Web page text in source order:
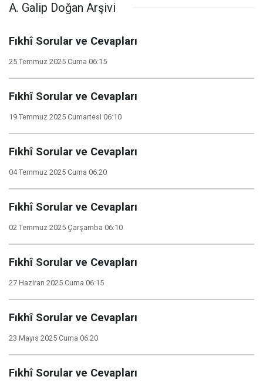
A. Galip Doğan Arşivi
Fıkhî Sorular ve Cevapları
25 Temmuz 2025 Cuma 06:15
Fıkhî Sorular ve Cevapları
19 Temmuz 2025 Cumartesi 06:10
Fıkhî Sorular ve Cevapları
04 Temmuz 2025 Cuma 06:20
Fıkhî Sorular ve Cevapları
02 Temmuz 2025 Çarşamba 06:10
Fıkhî Sorular ve Cevapları
27 Haziran 2025 Cuma 06:15
Fıkhî Sorular ve Cevapları
23 Mayıs 2025 Cuma 06:20
Fıkhî Sorular ve Cevapları